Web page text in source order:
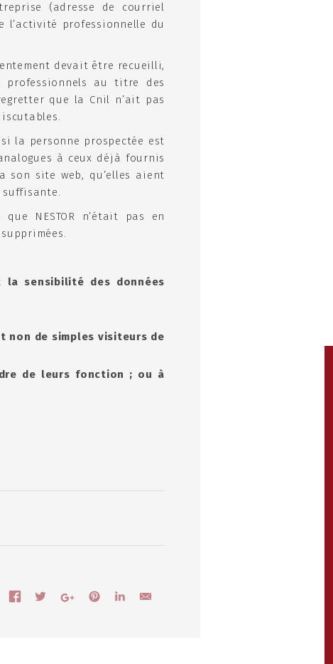
(adresse de courriel
l’activité professionnelle du
devait être recueilli,
professionnels au titre des
que la Cnil n’ait pas
la personne prospectée est
à ceux déjà fournis
son site web, qu’elles aient
suffisante.
NESTOR n’était pas en
la sensibilité des données
non de simples visiteurs de
de leurs fonction ; ou à